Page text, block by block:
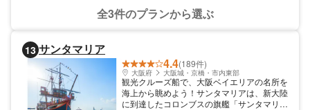
全3件のプランから選ぶ
13 サンタマリア
4.4(189件)
大阪府 大阪城・京橋・市内東部
観光クルーズ船で、大阪ベイエリアの名所を
海上から眺めよう！サンタマリアは、新大陸
に到達したコロンブスの旗艦「サンタマリア